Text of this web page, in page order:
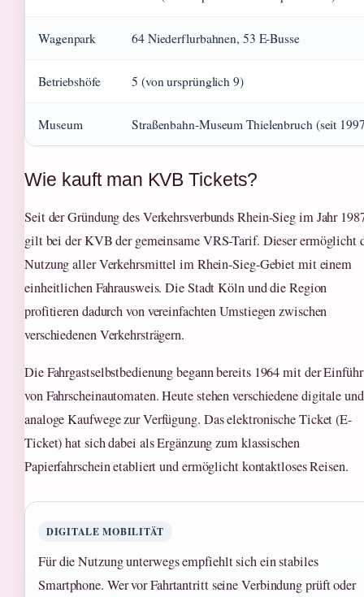
Wagenpark 64 Niederflurbahnen, 53 E-Busse
Betriebshöfe 5 (von ursprünglich 9)
Museum Straßenbahn-Museum Thielenbruch (seit
Wie kauft man KVB Tickets?
Seit der Gründung des Verkehrsverbunds Rhein-Sieg im Jahr
gilt bei der KVB der gemeinsame VRS-Tarif. Dieser ermöglicht
Nutzung aller Verkehrsmittel im Rhein-Sieg-Gebiet mit einem
einheitlichen Fahrausweis. Die Stadt Köln und die Region
profitieren dadurch von vereinfachten Umstiegen zwischen
verschiedenen Verkehrsträgern.
Die Fahrgastselbstbedienung begann bereits 1964 mit der
von Fahrscheinautomaten. Heute stehen verschiedene digitale und
analoge Kaufwege zur Verfügung. Das elektronische Ticket (E-
Ticket) hat sich dabei als Ergänzung zum klassischen
Papierfahrschein etabliert und ermöglicht kontaktloses Reisen.
DIGITALE MOBILITÄT
Für die Nutzung unterwegs empfiehlt sich ein stabiles
Smartphone. Wer vor Fahrtantritt seine Verbindung prüft oder